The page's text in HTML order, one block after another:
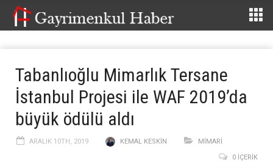
Tabanlıoğlu Mimarlık Tersane
İstanbul Projesi ile WAF 2019’da
büyük ödülü aldı
ARALIK 10TH, 2019 KEMAL KESKIN
MİMARİ
0 İÇERIK